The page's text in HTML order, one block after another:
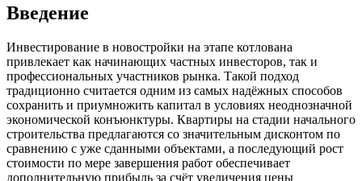
Введение
Инвестирование в новостройки на этапе котлована
привлекает как начинающих частных инвесторов, так и
профессиональных участников рынка. Такой подход
традиционно считается одним из самых надёжных способов
сохранить и приумножить капитал в условиях неоднозначной
экономической конъюнктуры. Квартиры на стадии начального
строительства предлагаются со значительным дисконтом по
сравнению с уже сданными объектами, а последующий рост
стоимости по мере завершения работ обеспечивает
дополнительную прибыль за счёт увеличения цены